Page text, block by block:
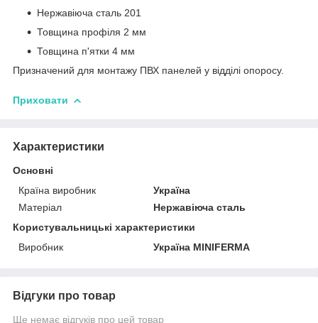
Нержавіюча сталь 201
Товщина профіля 2 мм
Товщина п'ятки 4 мм
Призначений для монтажу ПВХ панелей у відділі опоросу.
Приховати
Характеристики
Основні
Країна виробник
Україна
Матеріал
Нержавіюча сталь
Користувальницькі характеристики
Виробник
Україна MINIFERMA
Відгуки про товар
Ще немає відгуків про цей товар